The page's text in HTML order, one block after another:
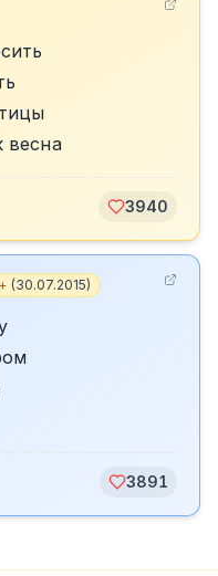
весна
3940
(30.07.2015)
3891